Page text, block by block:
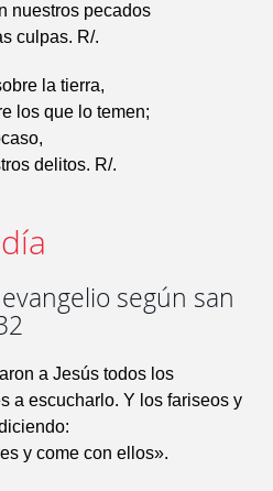
nuestros pecados
culpas. R/.
la tierra,
los que lo temen;
delitos. R/.
según san
a Jesús todos los
a escucharlo. Y los fariseos y
y come con ellos».